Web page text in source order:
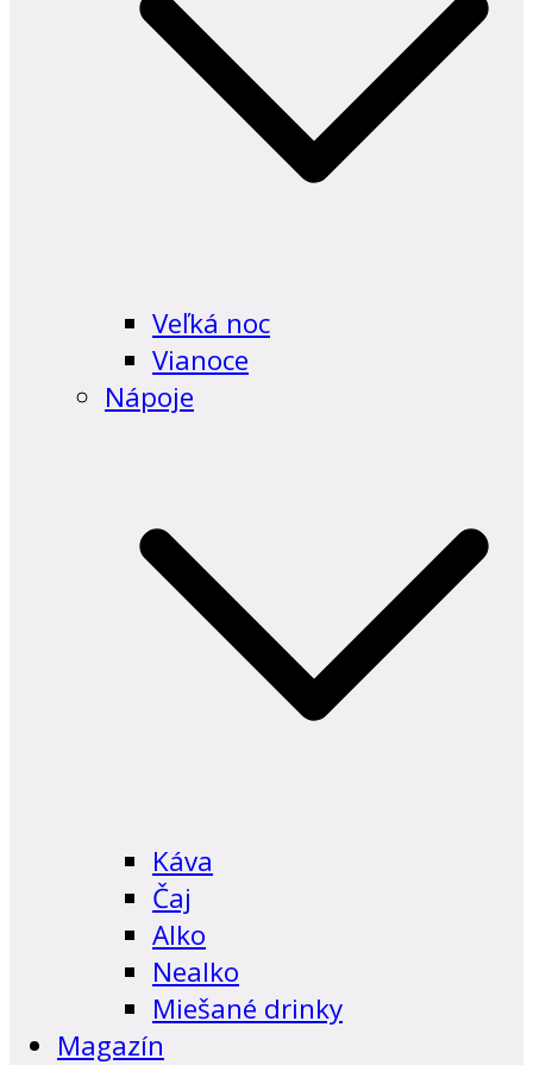
Veľká noc
Vianoce
Nápoje
Káva
Čaj
Alko
Nealko
Miešané drinky
Magazín